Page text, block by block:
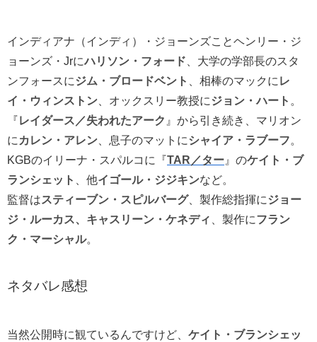
インディアナ（インディ）・ジョーンズことヘンリー・ジ
ョーンズ・Jrにハリソン・フォード 、大学の学部長のスタ
ンフォースにジム・ブロードベント 、相棒のマックに レ
イ・ウィンストン 、オックスリー教授にジョン・ハート 。
『レイダース／失われたアーク 』から引き続き、マリオン
に カレン・アレン 、息子のマットにシャイア・ラブーフ。
KGBのイリーナ・スパルコに『TAR／ター 』のケイト・ブ
ランシェット
、他イゴール・ジジキンなど。
監督はスティーブン・スピルバーグ、製作総指揮にジョー
ジ・ルーカス、キャスリーン・ケネディ
、製作にフラン
ク・マーシャル。
ネタバレ感想
当然公開時に観ているんですけど、 ケイト・ブランシェッ